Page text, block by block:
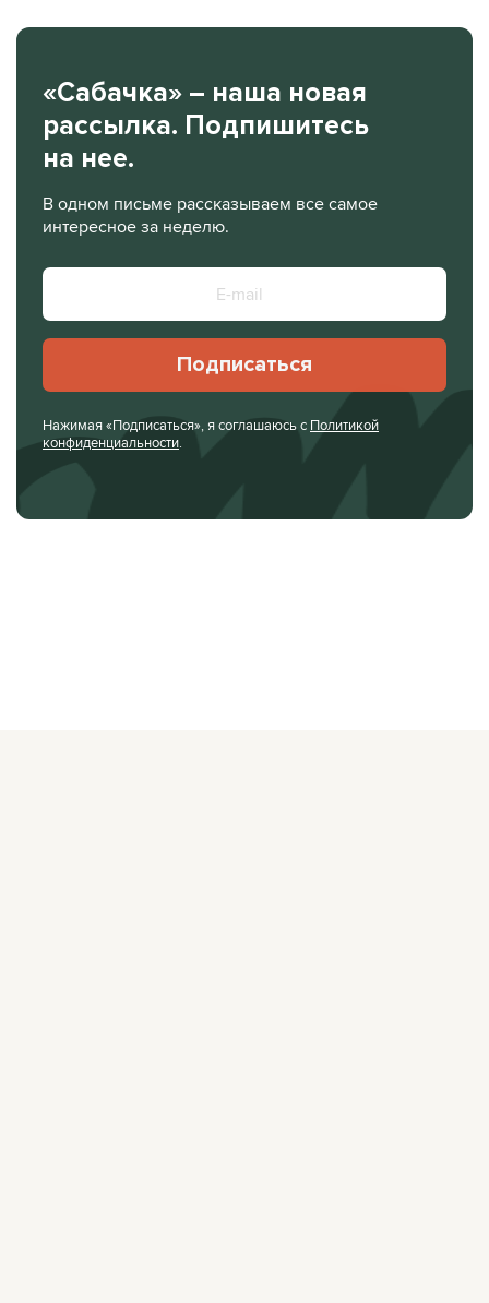
«Сабачка» – наша новая
рассылка. Подпишитесь
на нее.
В одном письме рассказываем все самое
интересное за неделю.
Подписаться
Нажимая «Подписаться», я соглашаюсь с Политикой
конфиденциальности.